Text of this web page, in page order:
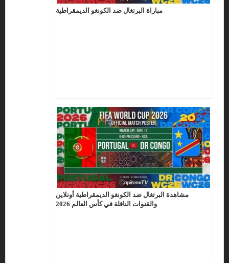
مباراة البرتغال ضد الكونغو الديمقراطية
مشاهدة البرتغال ضد الكونغو الديمقراطية أونلاين
والقنوات الناقلة في كأس العالم 2026